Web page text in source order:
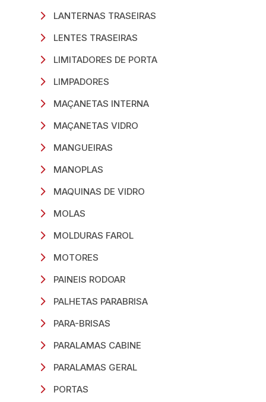
LANTERNAS TRASEIRAS
LENTES TRASEIRAS
LIMITADORES DE PORTA
LIMPADORES
MAÇANETAS INTERNA
MAÇANETAS VIDRO
MANGUEIRAS
MANOPLAS
MAQUINAS DE VIDRO
MOLAS
MOLDURAS FAROL
MOTORES
PAINEIS RODOAR
PALHETAS PARABRISA
PARA-BRISAS
PARALAMAS CABINE
PARALAMAS GERAL
PORTAS